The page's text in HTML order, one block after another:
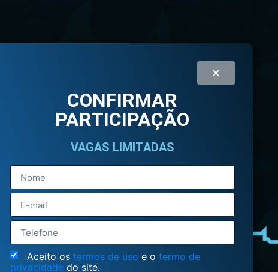
CONFIRMAR
PARTICIPAÇÃO
VAGAS LIMITADAS
Aceito os termos de uso e o termo de
privacidade do site.